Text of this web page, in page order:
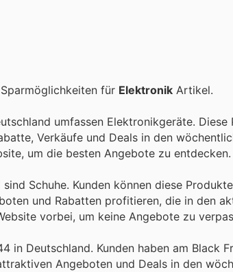
für Elektronik Artikel.
umfassen Elektronikgeräte. Diese
Verkäufe und Deals in den
um die besten Angebote zu entdecken.
Schuhe. Kunden können diese
und Rabatten profitieren, die in den
vorbei, um keine Angebote zu
Deutschland. Kunden haben am Black
Angeboten und Deals in den